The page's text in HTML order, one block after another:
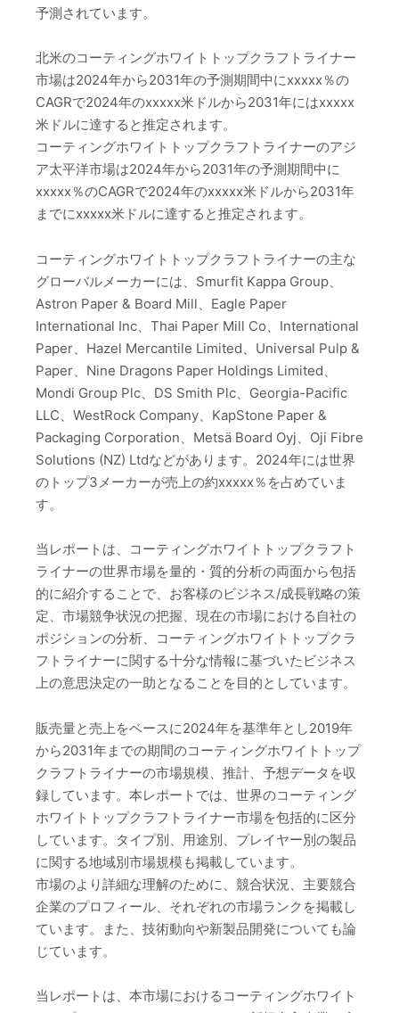
予測されています。
北米のコーティングホワイトトップクラフトライナー
市場は2024年から2031年の予測期間中にxxxxx％の
CAGRで2024年のxxxxx米ドルから2031年にはxxxxx
米ドルに達すると推定されます。
コーティングホワイトトップクラフトライナーのアジ
ア太平洋市場は2024年から2031年の予測期間中に
xxxxx％のCAGRで2024年のxxxxx米ドルから2031年
までにxxxxx米ドルに達すると推定されます。
コーティングホワイトトップクラフトライナーの主な
グローバルメーカーには、Smurfit Kappa Group、
Astron Paper & Board Mill、Eagle Paper
International Inc、Thai Paper Mill Co、International
Paper、Hazel Mercantile Limited、Universal Pulp &
Paper、Nine Dragons Paper Holdings Limited、
Mondi Group Plc、DS Smith Plc、Georgia-Pacific
LLC、WestRock Company、KapStone Paper &
Packaging Corporation、Metsä Board Oyj、Oji Fibre
Solutions (NZ) Ltdなどがあります。2024年には世界
のトップ3メーカーが売上の約xxxxx％を占めていま
す。
当レポートは、コーティングホワイトトップクラフト
ライナーの世界市場を量的・質的分析の両面から包括
的に紹介することで、お客様のビジネス/成長戦略の策
定、市場競争状況の把握、現在の市場における自社の
ポジションの分析、コーティングホワイトトップクラ
フトライナーに関する十分な情報に基づいたビジネス
上の意思決定の一助となることを目的としています。
販売量と売上をベースに2024年を基準年とし2019年
から2031年までの期間のコーティングホワイトトップ
クラフトライナーの市場規模、推計、予想データを収
録しています。本レポートでは、世界のコーティング
ホワイトトップクラフトライナー市場を包括的に区分
しています。タイプ別、用途別、プレイヤー別の製品
に関する地域別市場規模も掲載しています。
市場のより詳細な理解のために、競合状況、主要競合
企業のプロフィール、それぞれの市場ランクを掲載し
ています。また、技術動向や新製品開発についても論
じています。
当レポートは、本市場におけるコーティングホワイト